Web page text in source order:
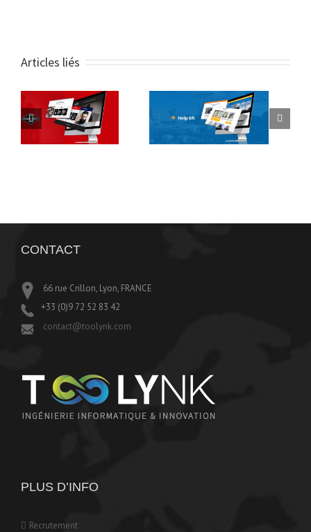
Articles liés
Site web
Site web
CONTACT
66 rue Crillon, Lyon, FRANCE
+33 (0)9 72 52 83 42
contact@toolynk.com
PLUS D’INFO
Recrutement